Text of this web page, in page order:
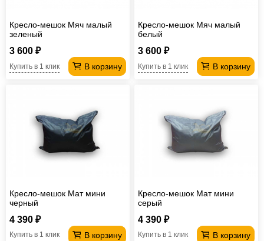
Кресло-мешок Мяч малый
зеленый
3 600 ₽
В корзину
Купить в 1 клик
Кресло-мешок Мяч малый
белый
3 600 ₽
В корзину
Купить в 1 клик
Кресло-мешок Мат мини
черный
4 390 ₽
В корзину
Купить в 1 клик
Кресло-мешок Мат мини
серый
4 390 ₽
В корзину
Купить в 1 клик